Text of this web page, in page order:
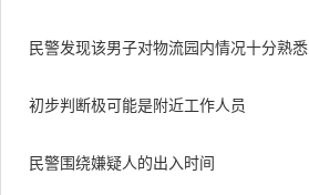
民警发现该男子对物流园内情况十分熟悉
初步判断极可能是附近工作人员
民警围绕嫌疑人的出入时间